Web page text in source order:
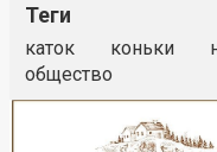
Теги
каток коньки
общество